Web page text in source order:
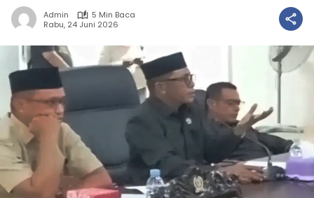
Admin
5 Min Baca
Rabu, 24 Juni 2026